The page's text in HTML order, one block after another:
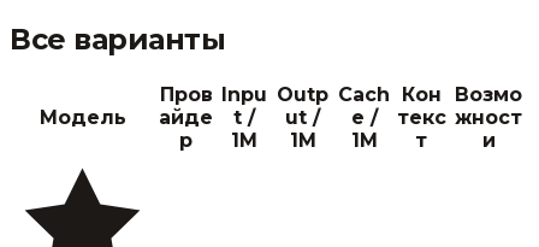
Все варианты
Модель
Пров
айде
р
Inpu
t /
1M
Outp
ut /
1M
Cach
e /
1M
Кон
текс
т
Возмо
жност
и